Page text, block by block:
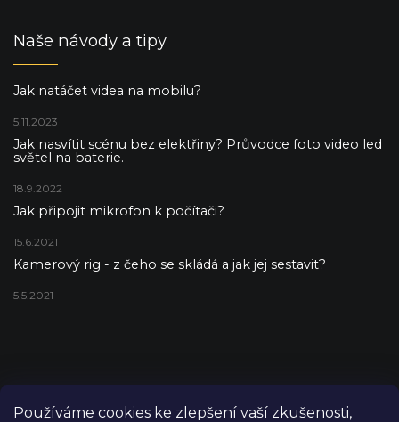
Používáme cookies ke zlepšení vaší zkušenosti,
Naše návody a tipy
Jak natáčet videa na mobilu?
5.11.2023
Jak nasvítit scénu bez elektřiny? Průvodce foto video led
světel na baterie.
18.9.2022
Jak připojit mikrofon k počítači?
15.6.2021
Kamerový rig - z čeho se skládá a jak jej sestavit?
5.5.2021